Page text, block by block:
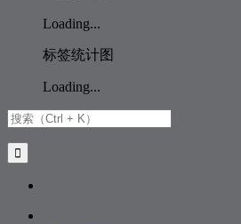
Loading...
标签统计图
Loading...